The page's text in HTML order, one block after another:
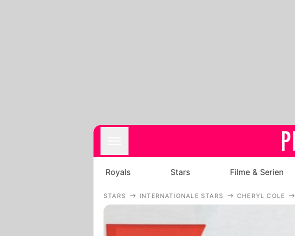
Royals Stars Filme & Serien
STARS INTERNATIONALE STARS CHERYL COLE